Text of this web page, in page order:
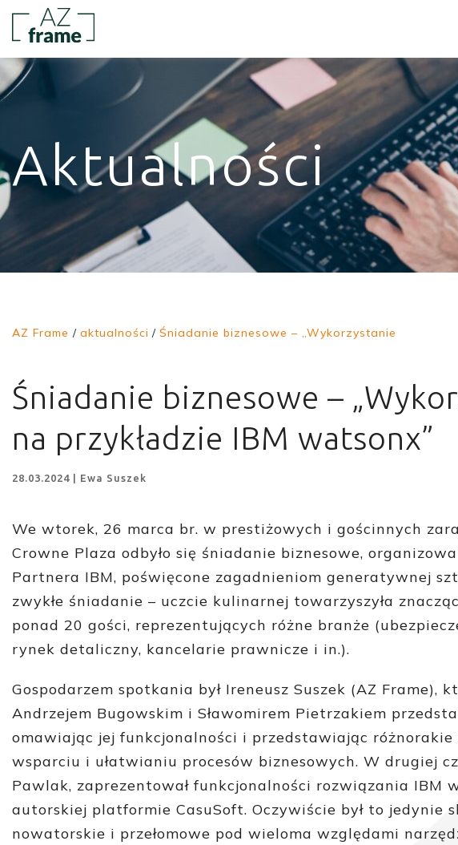
Aktualności
AZ Frame / aktualności / Śniadanie biznesowe – „Wykorzystanie
Śniadanie biznesowe –
na przykładzie IBM watsonx”
28.03.2024 | Ewa Suszek
We wtorek, 26 marca br. w prestiżowych i gościnnych
Crowne Plaza odbyło się śniadanie biznesowe,
Partnera IBM, poświęcone zagadnieniom generatywnej
zwykłe śniadanie – uczcie kulinarnej towarzyszyła
ponad 20 gości, reprezentujących różne branże
rynek detaliczny, kancelarie prawnicze i in.).
Gospodarzem spotkania był Ireneusz Suszek (AZ
Andrzejem Bugowskim i Sławomirem Pietrzakiem
omawiając jej funkcjonalności i przedstawiając różnorakie
wsparciu i ułatwianiu procesów biznesowych. W drugiej
Pawlak, zaprezentował funkcjonalności rozwiązania IBM
autorskiej platformie CasuSoft. Oczywiście był to jedynie
nowatorskie i przełomowe pod wieloma względami